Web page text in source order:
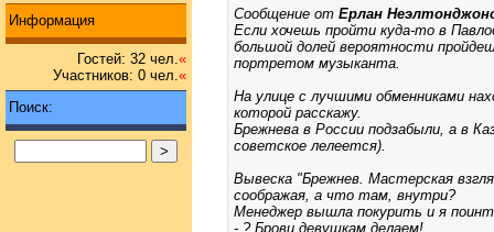
Информация
Гостей: 32 чел.«
Участников: 0 чел.«
Поиск:
Сообщение от Ерлан
Если хочешь пройти куда-то в
большой долей вероятности
портретом музыканта.
На улице с лучшими обменниками
которой расскажу.
Брежнева в России подзабыли, а в
советское лелеется).
Вывеска "Брежнев. Мастерская
соображая, а что там, внутри?
Менеджер вышла покурить и я
- ? Брови девушкам делаем!